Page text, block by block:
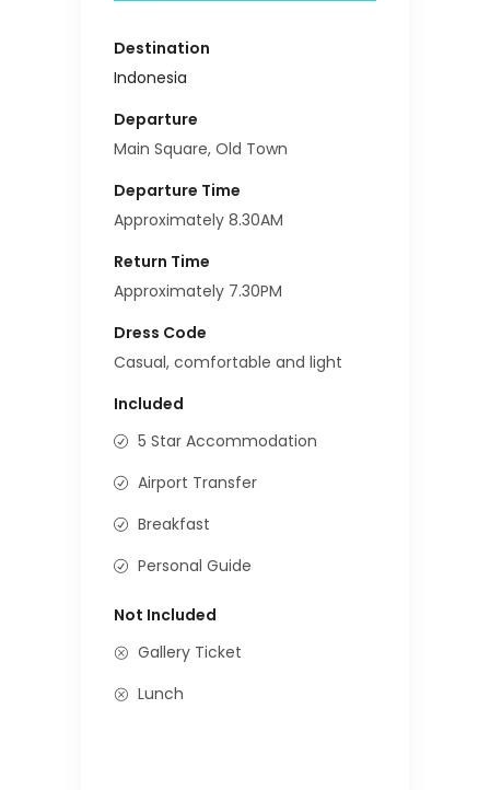
Destination
Indonesia
Departure
Main Square, Old Town
Departure Time
Approximately 8.30AM
Return Time
Approximately 7.30PM
Dress Code
Casual, comfortable and light
Included
5 Star Accommodation
Airport Transfer
Breakfast
Personal Guide
Not Included
Gallery Ticket
Lunch